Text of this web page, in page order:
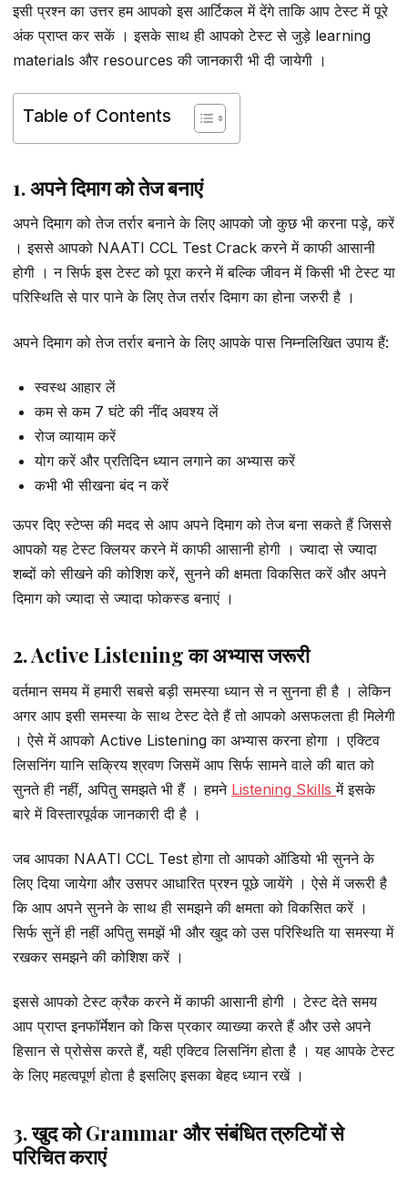
इसी प्रश्न का उत्तर हम आपको इस आर्टिकल में देंगे ताकि आप टेस्ट में पूरे
अंक प्राप्त कर सकें । इसके साथ ही आपको टेस्ट से जुड़े learning
materials और resources की जानकारी भी दी जायेगी ।
Table of Contents
1. अपने दिमाग को तेज बनाएं
अपने दिमाग को तेज तर्रार बनाने के लिए आपको जो कुछ भी करना पड़े, करें
। इससे आपको NAATI CCL Test Crack करने में काफी आसानी
होगी । न सिर्फ इस टेस्ट को पूरा करने में बल्कि जीवन में किसी भी टेस्ट या
परिस्थिति से पार पाने के लिए तेज तर्रार दिमाग का होना जरुरी है ।
अपने दिमाग को तेज तर्रार बनाने के लिए आपके पास निम्नलिखित उपाय हैं:
स्वस्थ आहार लें
कम से कम 7 घंटे की नींद अवश्य लें
रोज व्यायाम करें
योग करें और प्रतिदिन ध्यान लगाने का अभ्यास करें
कभी भी सीखना बंद न करें
ऊपर दिए स्टेप्स की मदद से आप अपने दिमाग को तेज बना सकते हैं जिससे
आपको यह टेस्ट क्लियर करने में काफी आसानी होगी । ज्यादा से ज्यादा
शब्दों को सीखने की कोशिश करें, सुनने की क्षमता विकसित करें और अपने
दिमाग को ज्यादा से ज्यादा फोकस्ड बनाएं ।
2. Active Listening का अभ्यास जरूरी
वर्तमान समय में हमारी सबसे बड़ी समस्या ध्यान से न सुनना ही है । लेकिन
अगर आप इसी समस्या के साथ टेस्ट देते हैं तो आपको असफलता ही मिलेगी
। ऐसे में आपको Active Listening का अभ्यास करना होगा । एक्टिव
लिसनिंग यानि सक्रिय श्रवण जिसमें आप सिर्फ सामने वाले की बात को
सुनते ही नहीं, अपितु समझते भी हैं । हमने Listening Skillsमें इसके
बारे में विस्तारपूर्वक जानकारी दी है ।
जब आपका NAATI CCL Test होगा तो आपको ऑडियो भी सुनने के
लिए दिया जायेगा और उसपर आधारित प्रश्न पूछे जायेंगे । ऐसे में जरूरी है
कि आप अपने सुनने के साथ ही समझने की क्षमता को विकसित करें ।
सिर्फ सुनें ही नहीं अपितु समझें भी और खुद को उस परिस्थिति या समस्या में
रखकर समझने की कोशिश करें ।
इससे आपको टेस्ट क्रैक करने में काफी आसानी होगी । टेस्ट देते समय
आप प्राप्त इनफॉर्मेशन को किस प्रकार व्याख्या करते हैं और उसे अपने
हिसान से प्रोसेस करते हैं, यही एक्टिव लिसनिंग होता है । यह आपके टेस्ट
के लिए महत्वपूर्ण होता है इसलिए इसका बेहद ध्यान रखें ।
3. खुद को Grammar और संबंधित त्रुटियों से
परिचित कराएं